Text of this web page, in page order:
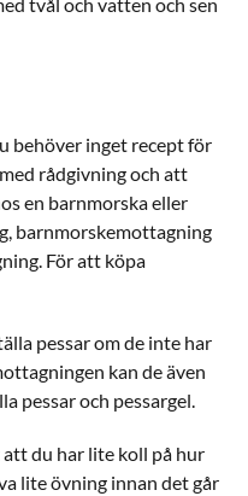
behöver inget recept för
rådgivning och att
en barnmorska eller
barnmorskemottagning
För att köpa
pessar om de inte har
kan de även
pessar och pessargel.
du har lite koll på hur
lite övning innan det går